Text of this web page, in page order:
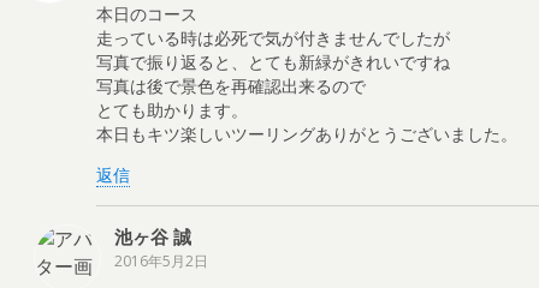
本日のコース
走っている時は必死で気が付きませんでしたが
写真で振り返ると、とても新緑がきれいですね
写真は後で景色を再確認出来るので
とても助かります。
本日もキツ楽しいツーリングありがとうございました。
返信
池ヶ谷 誠
2016年5月2日